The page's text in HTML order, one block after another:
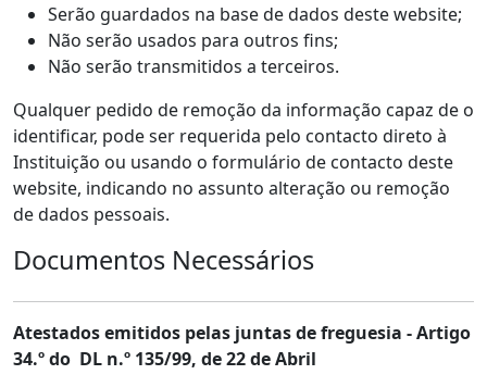
Serão guardados na base de dados deste website;
Não serão usados para outros fins;
Não serão transmitidos a terceiros.
Qualquer pedido de remoção da informação capaz de o
identificar, pode ser requerida pelo contacto direto à
Instituição ou usando o formulário de contacto deste
website, indicando no assunto alteração ou remoção
de dados pessoais.
Documentos Necessários
Atestados emitidos pelas juntas de freguesia - Artigo
34.º do DL n.º 135/99, de 22 de Abril